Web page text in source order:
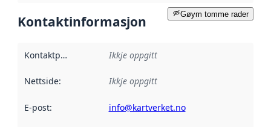
Gøym tomme rader
Kontaktinformasjon
Kontaktpunkt Ikkje oppgitt
Nettside: Ikkje oppgitt
E-post: info@kartverket.no